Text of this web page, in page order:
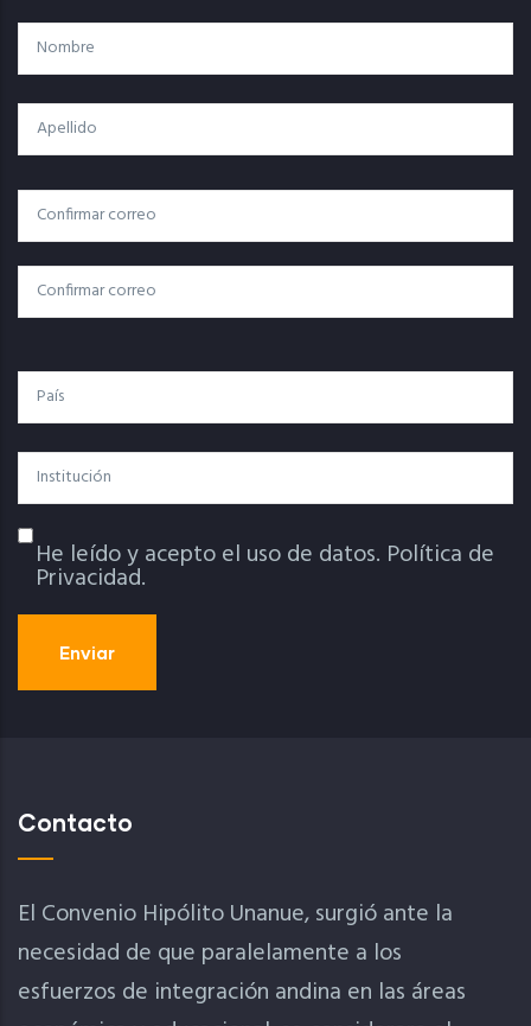
Nombre
Apellido
Correo
Electrónico
Correo Electrónico
Confirmar Correo
País
Institución
Política De Privacidad
He leído y acepto el uso de datos. Política de
Privacidad.
Contacto
El Convenio Hipólito Unanue, surgió ante la
necesidad de que paralelamente a los
esfuerzos de integración andina en las áreas